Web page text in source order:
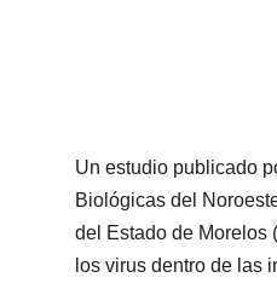
Un estudio publicado
Biológicas del
del Estado de Morelos
los virus dentro de las